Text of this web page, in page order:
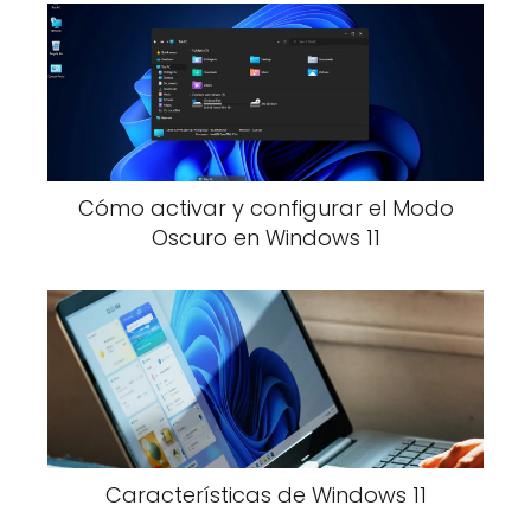
Cómo activar y configurar el Modo
Oscuro en Windows 11
Características de Windows 11